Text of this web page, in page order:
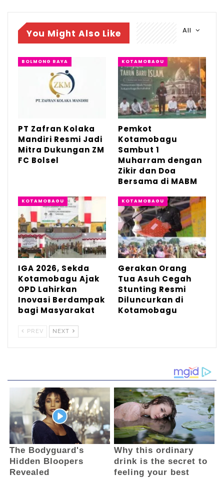
pejabat daerah, ASN, dan majelis taklim se-
orang.
Personel Polres Kotamobagu dibantu TNI
dan Pemkot Kotamobagu melaksanakan
pengamanan sehingga kegiatan
berlangsung dengan aman dan lancar.
(And)
All
You Might Also Like
BOLMONG RAYA
PT Zafran Kolaka
Mandiri Resmi Jadi
Mitra Dukungan ZM
FC Bolsel
KOTAMOBAGU
Pemkot
Kotamobagu
Sambut 1
Muharram dengan
Zikir dan Doa
Bersama di MABM
KOTAMOBAGU
IGA 2026, Sekda
Kotamobagu Ajak
OPD Lahirkan
Inovasi Berdampak
bagi Masyarakat
KOTAMOBAGU
Gerakan Orang
Tua Asuh Cegah
Stunting Resmi
Diluncurkan di
Kotamobagu
PREV NEXT